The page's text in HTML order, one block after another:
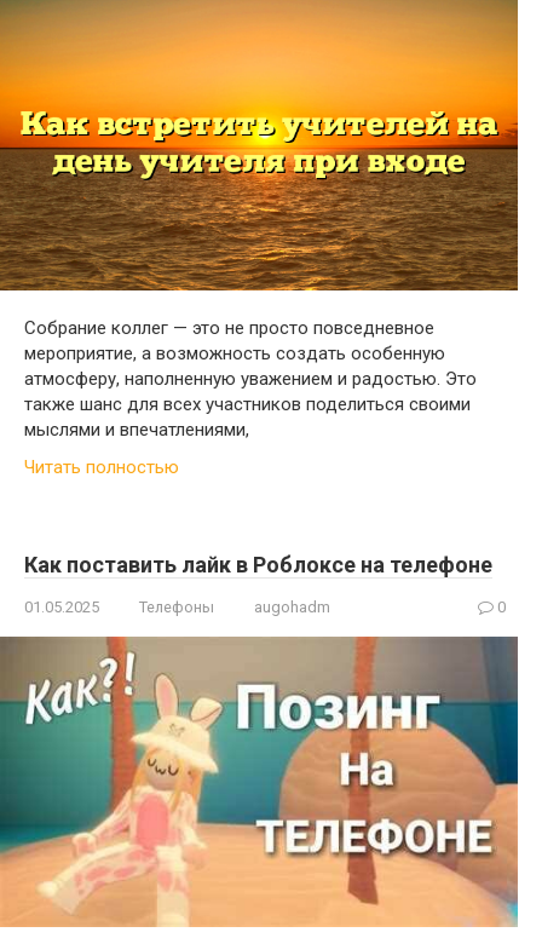
Собрание коллег — это не просто повседневное
мероприятие, а возможность создать особенную
атмосферу, наполненную уважением и радостью. Это
также шанс для всех участников поделиться своими
мыслями и впечатлениями,
Читать полностью
Как поставить лайк в Роблоксе на телефоне
01.05.2025 Телефоны augohadm 0